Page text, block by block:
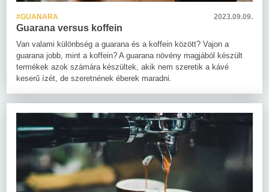
#GUANARA 2023.09.09.
Guarana versus koffein
Van valami különbség a guarana és a koffein között? Vajon a
guarana jobb, mint a koffein? A guarana növény magjából készült
termékek azok számára készültek, akik nem szeretik a kávé
keserű ízét, de szeretnének éberek maradni.